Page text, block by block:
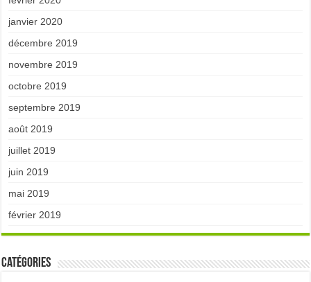
janvier 2020
décembre 2019
novembre 2019
octobre 2019
septembre 2019
août 2019
juillet 2019
juin 2019
mai 2019
février 2019
Catégories